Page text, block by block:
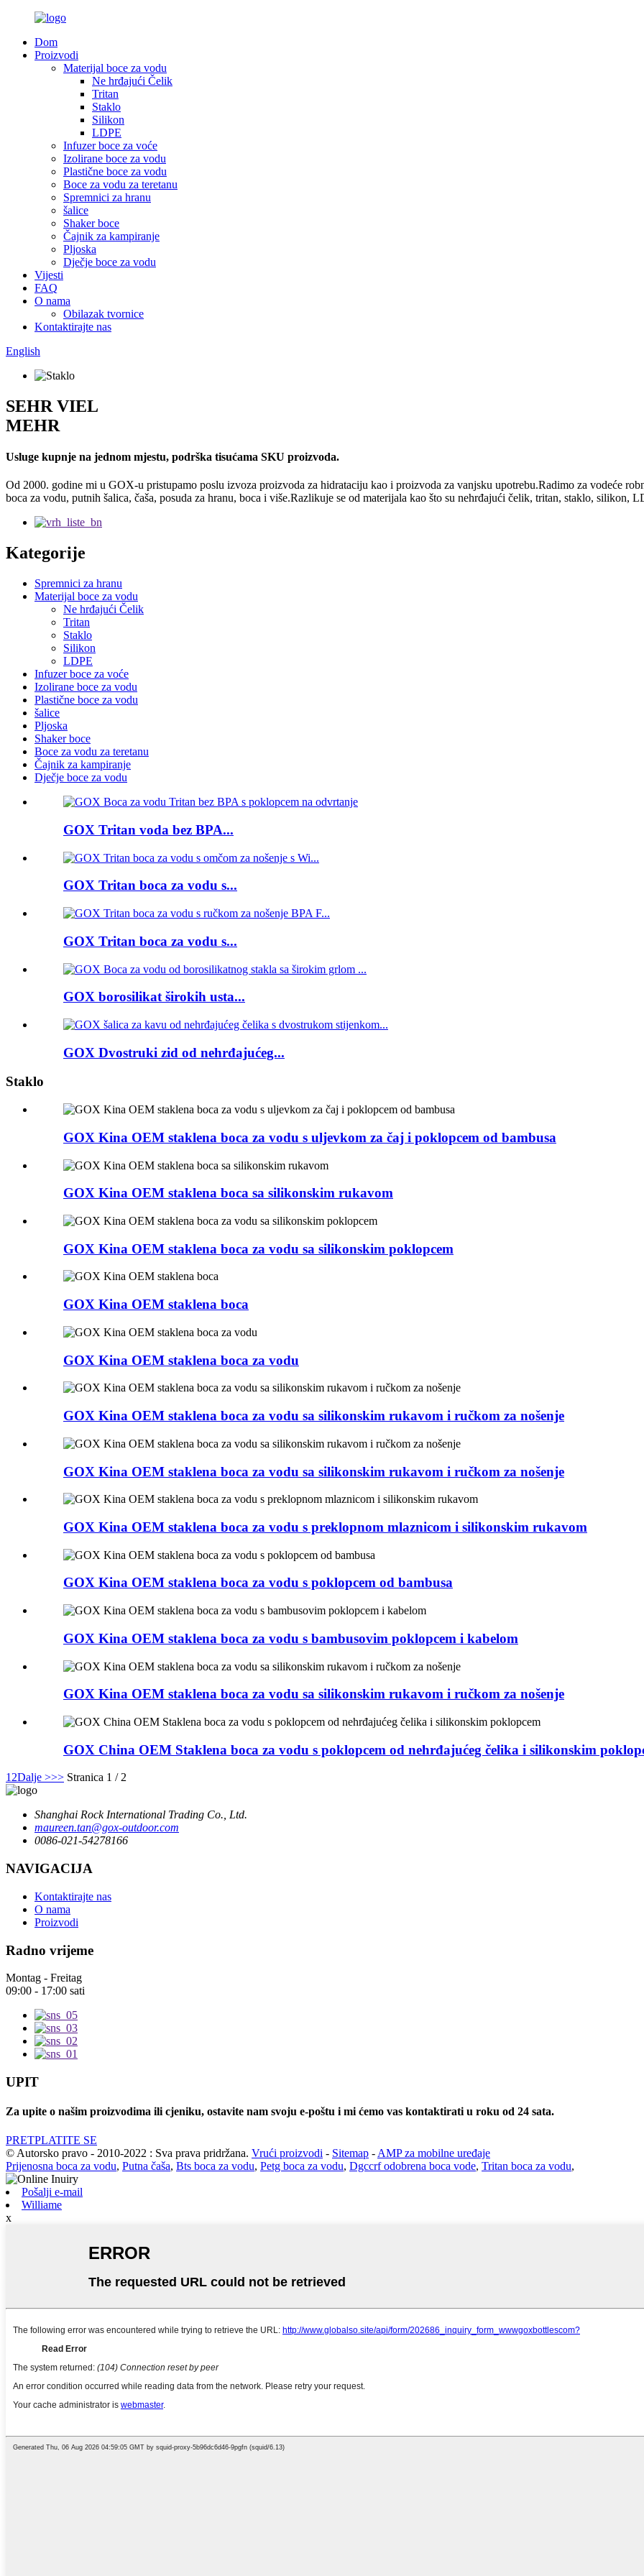
Dom
Proizvodi
Materijal boce za vodu
Ne hrđajući Čelik
Tritan
Staklo
Silikon
LDPE
Infuzer boce za voće
Izolirane boce za vodu
Plastične boce za vodu
Boce za vodu za teretanu
Spremnici za hranu
šalice
Shaker boce
Čajnik za kampiranje
Pljoska
Dječje boce za vodu
Vijesti
FAQ
O nama
Obilazak tvornice
Kontaktirajte nas
English
SEHR VIEL
MEHR
Usluge kupnje na jednom mjestu, podrška tisućama SKU proizvoda.
Od 2000. godine mi u GOX-u pristupamo poslu izvoza proizvoda za hidrataciju kao i proizvoda za vanjsku upotrebu.Radimo za vodeće
boca za vodu, putnih šalica, čaša, posuda za hranu, boca i više.Razlikuje se od materijala kao što su nehrđajući čelik, tritan, staklo, silikon,
Kategorije
Spremnici za hranu
Materijal boce za vodu
Ne hrđajući Čelik
Tritan
Staklo
Silikon
LDPE
Infuzer boce za voće
Izolirane boce za vodu
Plastične boce za vodu
šalice
Pljoska
Shaker boce
Boce za vodu za teretanu
Čajnik za kampiranje
Dječje boce za vodu
GOX Tritan voda bez BPA...
GOX Tritan boca za vodu s...
GOX Tritan boca za vodu s...
GOX borosilikat širokih usta...
GOX Dvostruki zid od nehrđajućeg...
Staklo
GOX Kina OEM staklena boca za vodu s uljevkom za čaj i poklopcem od bambusa
GOX Kina OEM staklena boca sa silikonskim rukavom
GOX Kina OEM staklena boca za vodu sa silikonskim poklopcem
GOX Kina OEM staklena boca
GOX Kina OEM staklena boca za vodu
GOX Kina OEM staklena boca za vodu sa silikonskim rukavom i ručkom za nošenje
GOX Kina OEM staklena boca za vodu sa silikonskim rukavom i ručkom za nošenje
GOX Kina OEM staklena boca za vodu s preklopnom mlaznicom i silikonskim rukavom
GOX Kina OEM staklena boca za vodu s poklopcem od bambusa
GOX Kina OEM staklena boca za vodu s bambusovim poklopcem i kabelom
GOX Kina OEM staklena boca za vodu sa silikonskim rukavom i ručkom za nošenje
GOX China OEM Staklena boca za vodu s poklopcem od nehrđajućeg čelika i silikonskim
12Dalje >>> Stranica 1 / 2
Shanghai Rock International Trading Co., Ltd.
maureen.tan@gox-outdoor.com
0086-021-54278166
NAVIGACIJA
Kontaktirajte nas
O nama
Proizvodi
Radno vrijeme
Montag - Freitag
09:00 - 17:00 sati
UPIT
Za upite o našim proizvodima ili cjeniku, ostavite nam svoju e-poštu i mi ćemo vas kontaktirati u roku od 24 sata.
PRETPLATITE SE
© Autorsko pravo - 2010-2022 : Sva prava pridržana. Vrući proizvodi - Sitemap - AMP za mobilne uređaje
Prijenosna boca za vodu, Putna čaša, Bts boca za vodu, Petg boca za vodu, Dgccrf odobrena boca vode, Tritan boca za vodu,
Pošalji e-mail
Williame
x